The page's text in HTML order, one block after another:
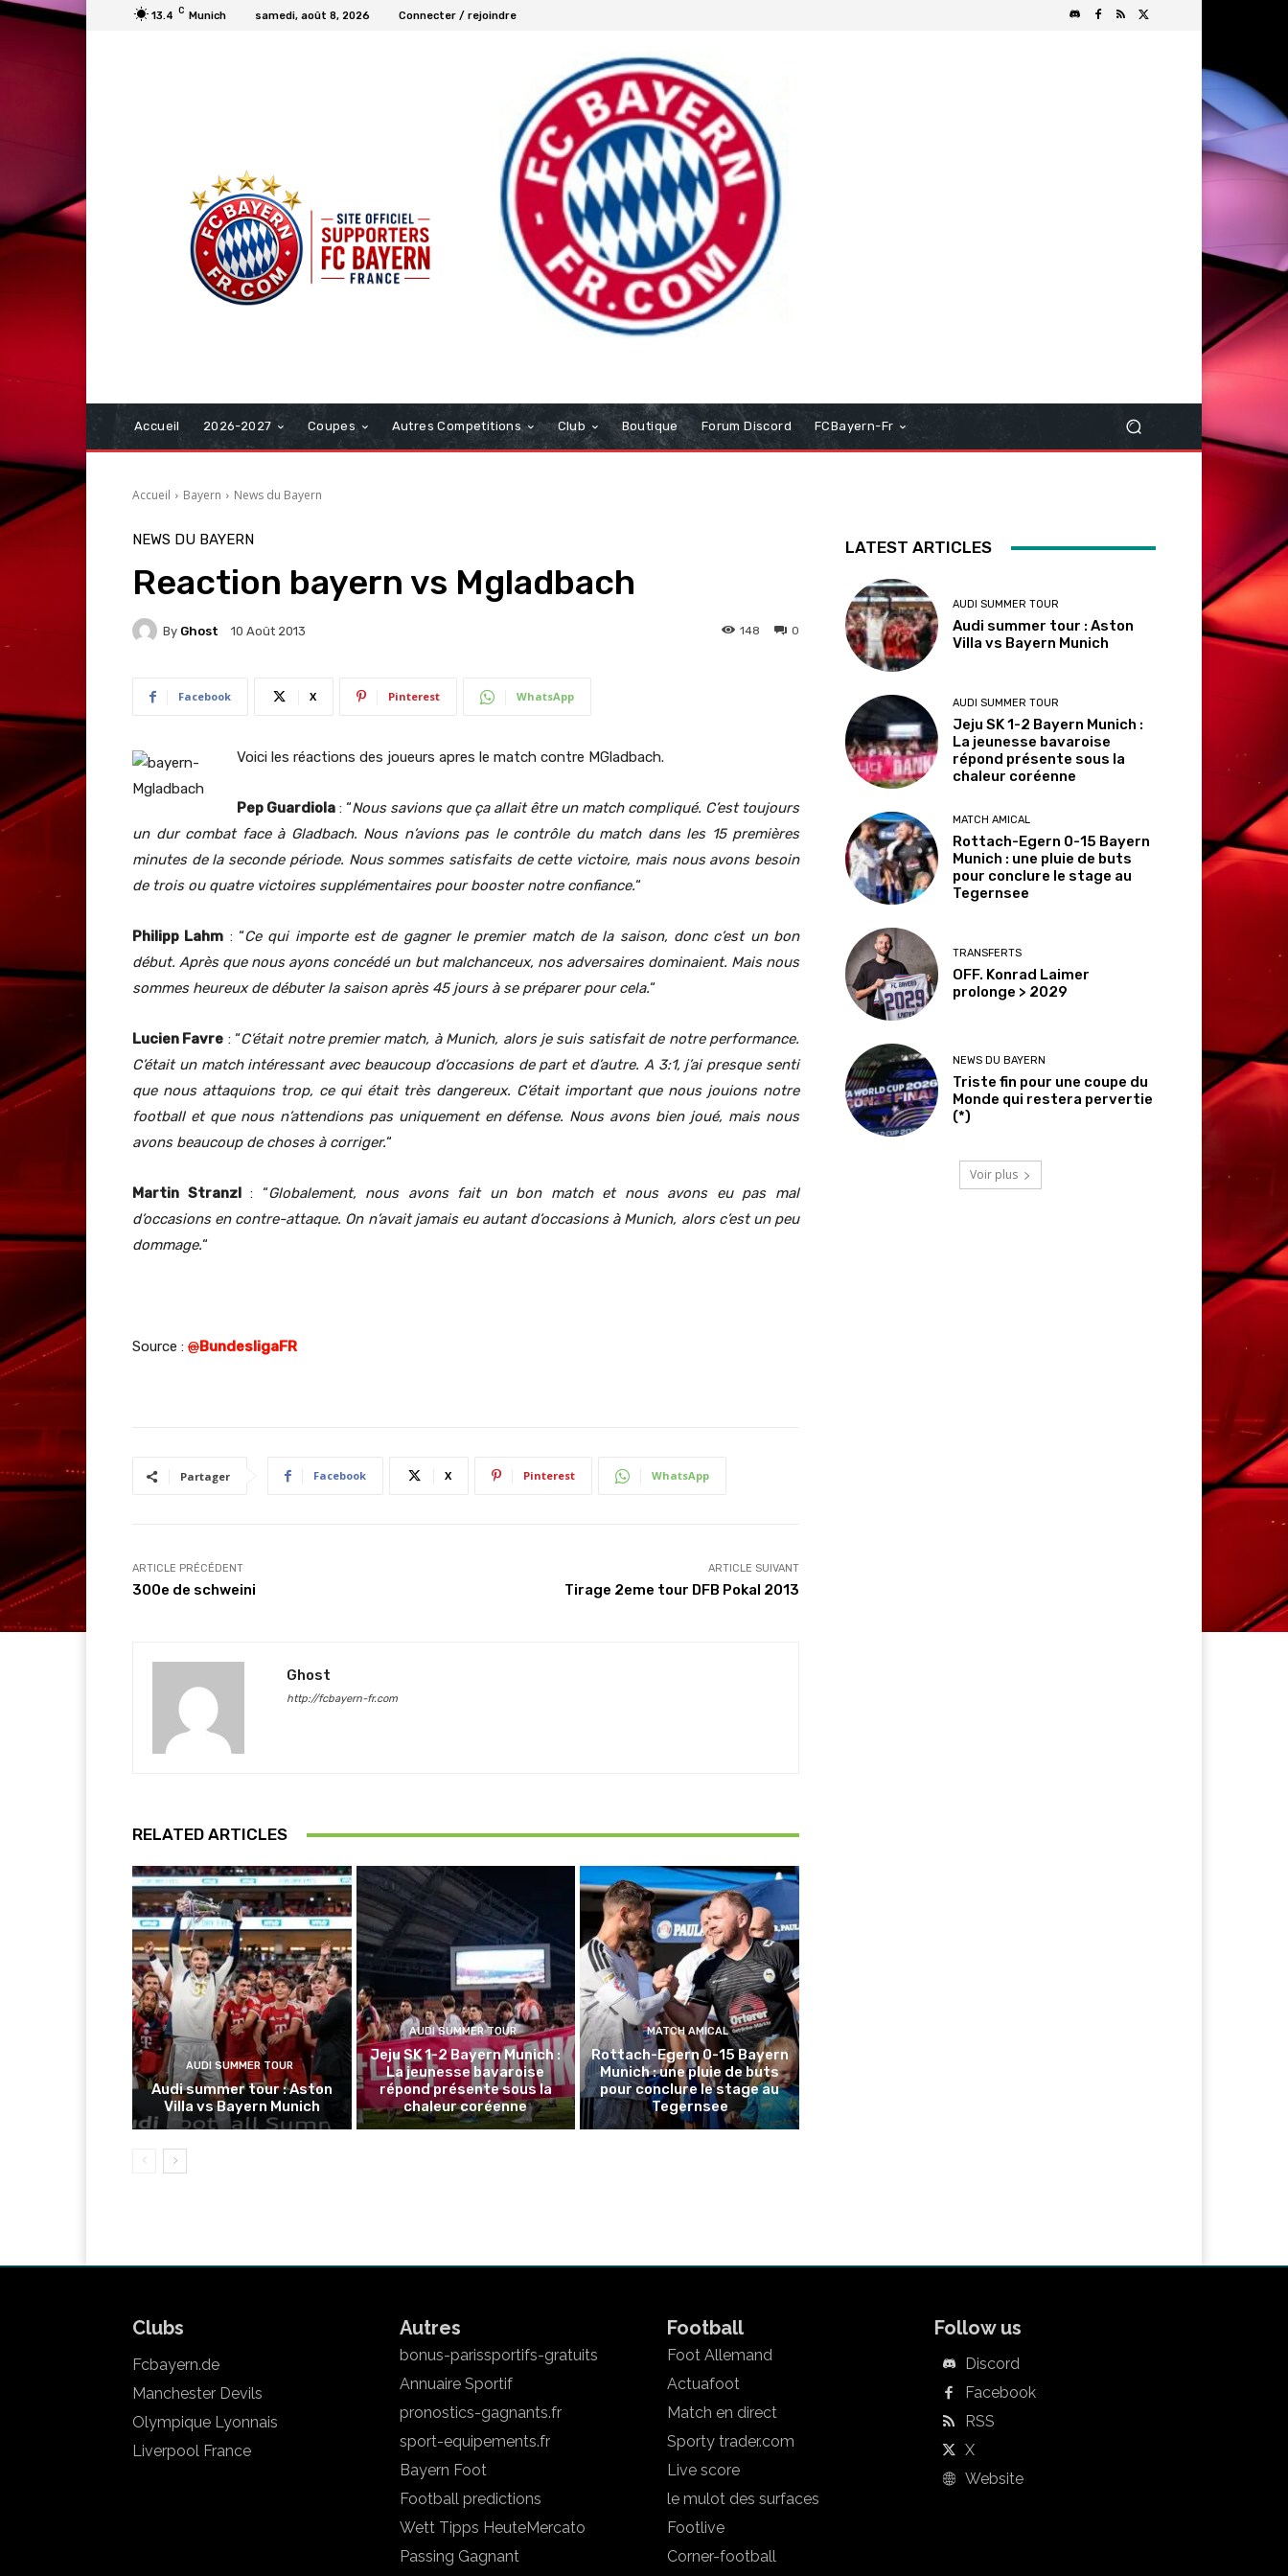
13.4 C Munich samedi, août 8, 2026 Connecter / rejoindre
Accueil 2026-2027 Coupes Autres Competitions Club Boutique Forum Discord FCBayern-Fr
Accueil Bayern News du Bayern
NEWS DU BAYERN
Reaction bayern vs Mgladbach
By Ghost 10 Août 2013 0
148
Facebook X Pinterest WhatsApp
Voici les réactions des joueurs apres le match contre MGladbach.
Pep Guardiola : “Nous savions que ça allait être un match compliqué. C’est toujours
un dur combat face à Gladbach. Nous n’avions pas le contrôle du match dans les 15 premières
minutes de la seconde période. Nous sommes satisfaits de cette victoire, mais nous avons besoin
de trois ou quatre victoires supplémentaires pour booster notre confiance.“
Philipp Lahm : “Ce qui importe est de gagner le premier match de la saison, donc c’est un bon
début. Après que nous ayons concédé un but malchanceux, nos adversaires dominaient. Mais nous
sommes heureux de débuter la saison après 45 jours à se préparer pour cela.“
Lucien Favre : “C’était notre premier match, à Munich, alors je suis satisfait de notre performance.
C’était un match intéressant avec beaucoup d’occasions de part et d’autre. A 3:1, j’ai presque senti
que nous attaquions trop, ce qui était très dangereux. C’était important que nous jouions notre
football et que nous n’attendions pas uniquement en défense. Nous avons bien joué, mais nous
avons beaucoup de choses à corriger.“
Martin Stranzl: “Globalement, nous avons fait un bon match et nous avons eu pas mal
d’occasions en contre-attaque. On n’avait jamais eu autant d’occasions à Munich, alors c’est un peu
dommage.“
Source : @BundesligaFR
Partager Facebook X Pinterest WhatsApp
ARTICLE PRÉCÉDENT
300e de schweini
ARTICLE SUIVANT
Tirage 2eme tour DFB Pokal 2013
Ghost
http://fcbayern-fr.com
RELATED ARTICLES
AUDI SUMMER TOUR
Audi summer tour : Aston
Villa vs Bayern Munich
AUDI SUMMER TOUR
Jeju SK 1-2 Bayern Munich :
La jeunesse bavaroise
répond présente sous la
chaleur coréenne
MATCH AMICAL
Rottach-Egern 0-15 Bayern
Munich : une pluie de buts
pour conclure le stage au
Tegernsee
LATEST ARTICLES
AUDI SUMMER TOUR
Audi summer tour : Aston
Villa vs Bayern Munich
AUDI SUMMER TOUR
Jeju SK 1-2 Bayern Munich :
La jeunesse bavaroise
répond présente sous la
chaleur coréenne
MATCH AMICAL
Rottach-Egern 0-15 Bayern
Munich : une pluie de buts
pour conclure le stage au
Tegernsee
TRANSFERTS
OFF. Konrad Laimer
prolonge > 2029
NEWS DU BAYERN
Triste fin pour une coupe du
Monde qui restera pervertie
(*)
Voir plus
Clubs
Fcbayern.de
Manchester Devils
Olympique Lyonnais
Liverpool France
Autres
bonus-parissportifs-gratuits
Annuaire Sportif
pronostics-gagnants.fr
sport-equipements.fr
Bayern Foot
Football predictions
Wett Tipps HeuteMercato
Passing Gagnant
Football
Foot Allemand
Actuafoot
Match en direct
Sporty trader.com
Live score
le mulot des surfaces
Footlive
Corner-football
Follow us
Discord
Facebook
RSS
X
Website